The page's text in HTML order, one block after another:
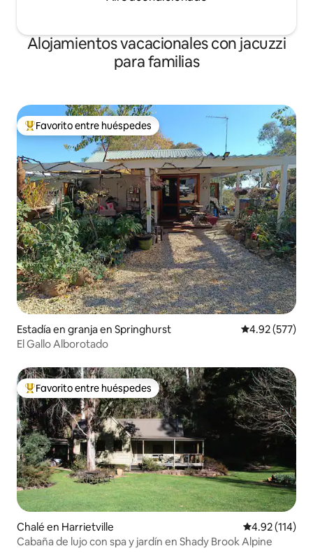
Alojamientos vacacionales con jacuzzi
para familias
Favorito entre huéspedes preferido
Favorito entre huéspedes
Estadía en granja en Springhurst Calificación
4.92 (577)
El Gallo Alborotado
Favorito entre huéspedes preferido
Favorito entre huéspedes
Chalé en Harrietville Calificación
4.92 (114)
Cabaña de lujo con spa y jardín en Shady Brook Alpine